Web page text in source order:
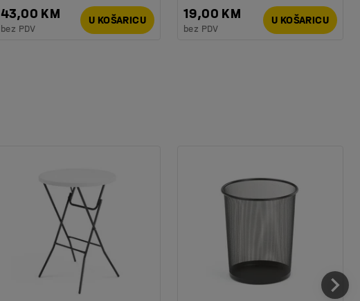
43,00 KM
bez PDV
U KOŠARICU 19,00 KM
bez PDV
U KOŠARICU